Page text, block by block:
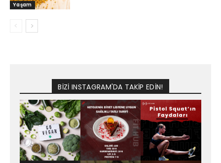
Yaşam
BİZİ INSTAGRAM'DA TAKİP EDİN!